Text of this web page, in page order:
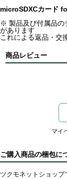
microSDXCカード
※ 製品及び付属品の
があります
これによる返品・交
商品レビュー
マイ
ご購入商品の梱包に
ツクモネットショッ